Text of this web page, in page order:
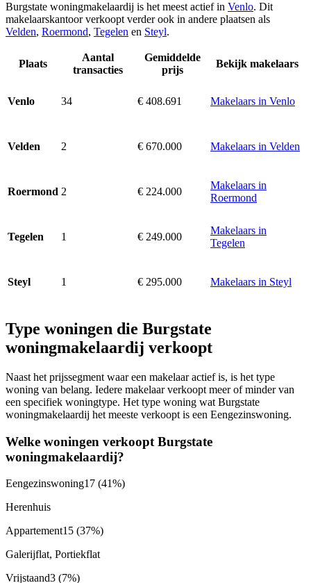
Burgstate woningmakelaardij is het meest actief in Venlo. Dit
makelaarskantoor verkoopt verder ook in andere plaatsen als
Velden, Roermond, Tegelen en Steyl.
Plaats
Aantal
transacties
Gemiddelde
prijs
Bekijk makelaars
Venlo 34 € 408.691 Makelaars in Venlo
Velden 2 € 670.000 Makelaars in Velden
Roermond 2 € 224.000
Makelaars in
Roermond
Tegelen 1 € 249.000
Makelaars in
Tegelen
Steyl 1 € 295.000 Makelaars in Steyl
Type woningen die Burgstate
woningmakelaardij verkoopt
Naast het prijssegment waar een makelaar actief is, is het type
woning van belang. Iedere makelaar verkoopt meer of minder van
een specifiek woningtype. Het type woning wat Burgstate
woningmakelaardij het meeste verkoopt is een Eengezinswoning.
Welke woningen verkoopt Burgstate
woningmakelaardij?
Eengezinswoning17 (41%)
Herenhuis
Appartement15 (37%)
Galerijflat, Portiekflat
Vrijstaand3 (7%)